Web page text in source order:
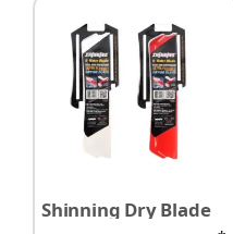
Shinning Dry Blade